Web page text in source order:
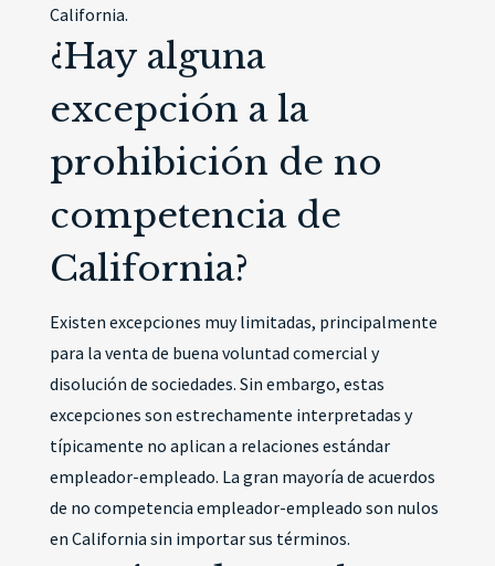
California.
¿Hay alguna
excepción a la
prohibición de no
competencia de
California?
Existen excepciones muy limitadas, principalmente
para la venta de buena voluntad comercial y
disolución de sociedades. Sin embargo, estas
excepciones son estrechamente interpretadas y
típicamente no aplican a relaciones estándar
empleador-empleado. La gran mayoría de acuerdos
de no competencia empleador-empleado son nulos
en California sin importar sus términos.